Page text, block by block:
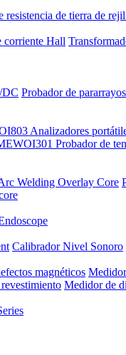
resistencia de tierra de
corriente Hall
DC Probador de
Analizadores
Probador de
Welding Overlay Core
Calibrador Nivel Sonoro
magnéticos
Medidor de